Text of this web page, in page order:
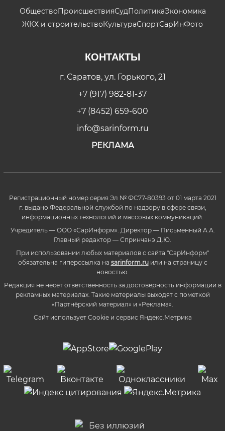
ОбществоПроисшествияСудПолитикаЭкономика
ЖКХ и строительствоКультураСпортСарИнФото
КОНТАКТЫ
г. Саратов, ул. Горького, 21
+7 (917) 982-81-37
+7 (8452) 659-600
info@sarinform.ru
РЕКЛАМА
Регистрационный номер серия Эл № ФС77-80393 от 01 марта 2021
г. выдано Федеральной службой по надзору в сфере связи,
информационных технологий и массовых коммуникаций.
Учредитель — ООО «СарИнформ». Директор — Письменный А.А.
Главный редактор — Спринчанэ Д.Ю.
При использовании любых материалов с сайта "СарИнформ"
обязательна гиперссылка на sarinform.ruили на страницу с
новостью.
Редакция не несет ответственность за достоверность информации в
рекламных материалах. Такие материалы выходят с пометкой
«Партнёрский материал» и «Реклама».
Сайт использует Cookie и сервиc Яндекс.Метрика